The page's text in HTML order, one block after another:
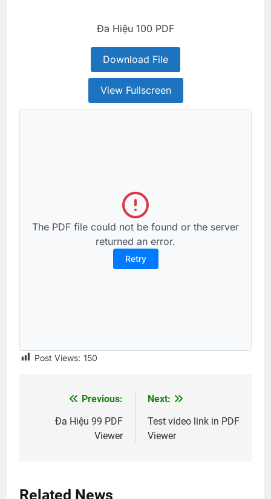
Đa Hiệu 100 PDF
Download File
View Fullscreen
The PDF file could not be found or the server
returned an error.
Retry
Post Views: 150
navigation
Previous:
Đa Hiệu 99 PDF
Viewer
Next:
Test video link in PDF
Viewer
Related News